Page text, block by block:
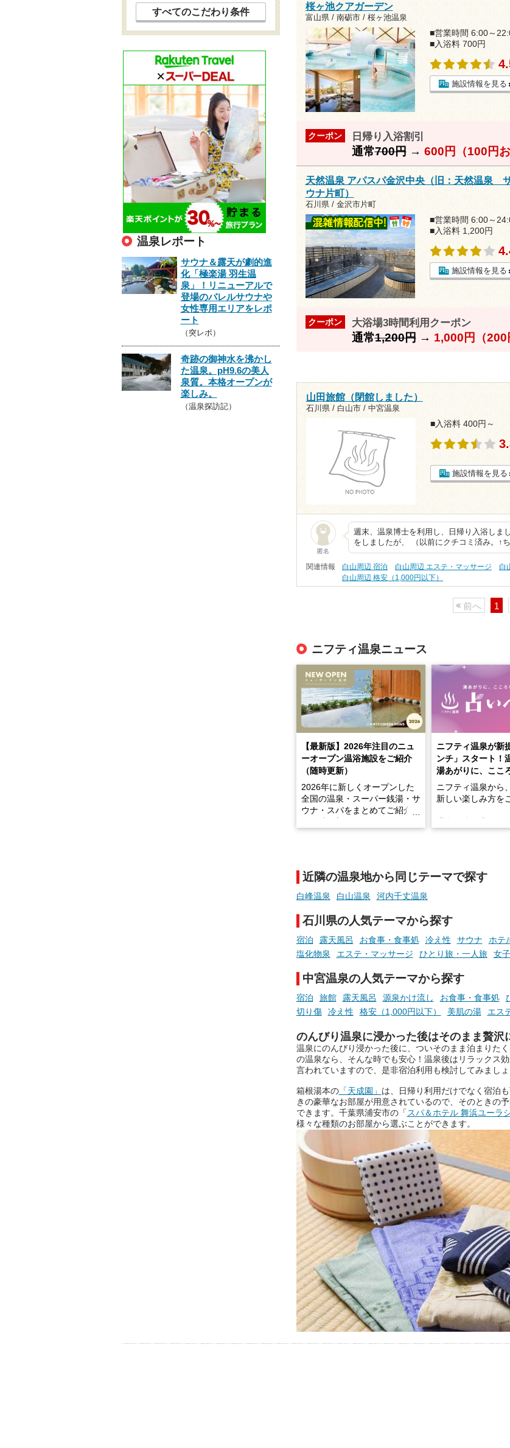
桜ヶ池クアガーデン
富山県 / 南砺市 / 桜ヶ池温泉
■営業時間 6:00～
■入浴料 700円
施設情報を見る
クーポン 日帰り入浴割引
通常700円→ 600円（100円お
天然温泉 アパスパ金沢中央（旧：天然温泉
ウナ片町）
石川県 / 金沢市片町
■営業時間 6:00～
■入浴料 1,200円
施設情報を見る
クーポン 大浴場3時間利用クーポン
通常1,200円→ 1,000円（200
山田旅館（閉館しました）
石川県 / 白山市 / 中宮温泉
■入浴料 400円～
施設情報を見る
匿名
週末、温泉博士を利用し、日帰り入浴しま
をしましたが、 （以前にクチコミ済み。
関連情報 白山周辺 宿泊 白山周辺 エステ・マッサージ
白
白山周辺 格安（1,000円以下）
前へ 1
ニフティ温泉ニュース
【最新版】2026年注目のニュ
ーオープン温浴施設をご紹介
（随時更新）
2026年に新しくオープンした
全国の温泉・スーパー銭湯・サ
ウナ・スパをまとめてご紹介！
まったスポットが続々登場して
います。
現地取材記事もあわせて紹介し
ていますので、気になる施設は
ぜひチェックして次のおでかけ
先の参考にしてみてください
ね。
ニフティ温泉が新
ンチ」スタート！
湯あがりに、ここ
ニフティ温泉から
新しい楽しみ方を
手相やタロットな
近隣の温泉地から同じテーマで探す
白峰温泉 白山温泉 河内千丈温泉
石川県の人気テーマから探す
宿泊 露天風呂 お食事・食事処 冷え性 サウナ ホテ
塩化物泉
エステ・マッサージ ひとり旅・一人旅 女
中宮温泉の人気テーマから探す
宿泊 旅館 露天風呂 源泉かけ流し お食事・食事処
切り傷
冷え性 格安（1,000円以下） 美肌の湯 エス
のんびり温泉に浸かった後はそのまま贅沢
温泉にのんびり浸かった後に、ついそのまま泊まりた
の温泉なら、そんな時でも安心！温泉後はリラックス
言われていますので、是非宿泊利用も検討してみましょ
箱根湯本の「天成園」 は、日帰り利用だけでなく宿泊
きの豪華なお部屋が用意されているので、そのときの
できます。千葉県浦安市の「 スパ＆ホテル 舞浜ユーラシ
様々な種類のお部屋から選ぶことができます。
すべてのこだわり条件
温泉レポート
サウナ＆露天が劇的進
化「極楽湯 羽生温
泉」！リニューアルで
登場のバレルサウナや
女性専用エリアをレポ
ート
（突レポ）
奇跡の御神水を沸かし
た温泉。pH9.6の美人
泉質。本格オープンが
楽しみ。
（温泉探訪記）